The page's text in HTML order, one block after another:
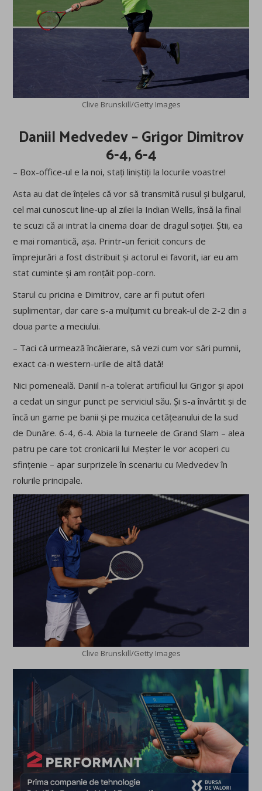
Clive Brunskill/Getty Images
Daniil Medvedev – Grigor Dimitrov
6-4, 6-4
– Box-office-ul e la noi, stați liniștiți la locurile voastre!
Asta au dat de înțeles că vor să transmită rusul și bulgarul,
cel mai cunoscut line-up al zilei la Indian Wells, însă la final
te scuzi că ai intrat la cinema doar de dragul soției. Știi, ea
e mai romantică, așa. Printr-un fericit concurs de
împrejurări a fost distribuit și actorul ei favorit, iar eu am
stat cuminte și am ronțăit pop-corn.
Starul cu pricina e Dimitrov, care ar fi putut oferi
suplimentar, dar care s-a mulțumit cu break-ul de 2-2 din a
doua parte a meciului.
– Taci că urmează încăierare, să vezi cum vor sări pumnii,
exact ca-n western-urile de altă dată!
Nici pomeneală. Daniil n-a tolerat artificiul lui Grigor și apoi
a cedat un singur punct pe serviciul său. Și s-a învârtit și de
încă un game pe banii și pe muzica cetățeanului de la sud
de Dunăre. 6-4, 6-4. Abia la turneele de Grand Slam – alea
patru pe care tot cronicarii lui Meșter le vor acoperi cu
sfințenie – apar surprizele în scenariu cu Medvedev în
rolurile principale.
Clive Brunskill/Getty Images